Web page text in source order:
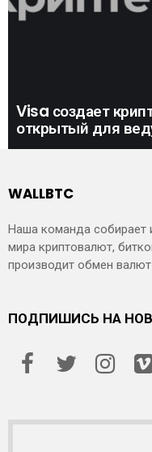
Visa создает
открытый для
WALLBTC
Наша команда собирает
мира криптовалют,
производит обмен
ПОДПИШИСЬ НА